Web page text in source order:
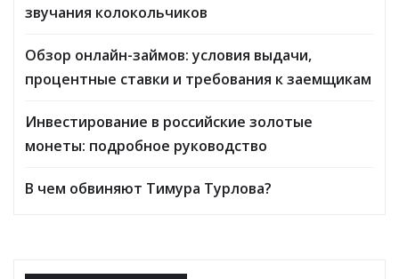
звучания колокольчиков
Обзор онлайн-займов: условия выдачи,
процентные ставки и требования к заемщикам
Инвестирование в российские золотые
монеты: подробное руководство
В чем обвиняют Тимура Турлова?